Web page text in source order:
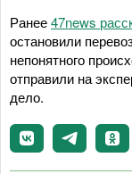
Ранее47news
остановили
непонятного
отправили на
дело.